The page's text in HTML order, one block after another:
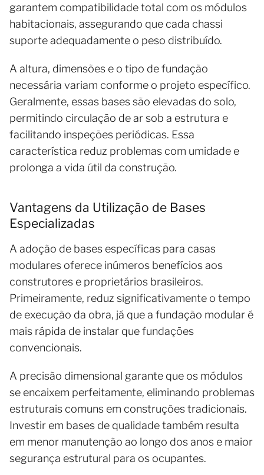
garantem compatibilidade total com os módulos
habitacionais, assegurando que cada chassi
suporte adequadamente o peso distribuído.
A altura, dimensões e o tipo de fundação
necessária variam conforme o projeto específico.
Geralmente, essas bases são elevadas do solo,
permitindo circulação de ar sob a estrutura e
facilitando inspeções periódicas. Essa
característica reduz problemas com umidade e
prolonga a vida útil da construção.
Vantagens da Utilização de Bases
Especializadas
A adoção de bases específicas para casas
modulares oferece inúmeros benefícios aos
construtores e proprietários brasileiros.
Primeiramente, reduz significativamente o tempo
de execução da obra, já que a fundação modular é
mais rápida de instalar que fundações
convencionais.
A precisão dimensional garante que os módulos
se encaixem perfeitamente, eliminando problemas
estruturais comuns em construções tradicionais.
Investir em bases de qualidade também resulta
em menor manutenção ao longo dos anos e maior
segurança estrutural para os ocupantes.